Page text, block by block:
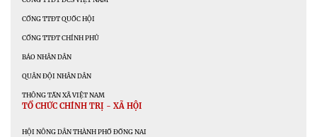
CỔNG TTĐT QUỐC HỘI
CỔNG TTĐT CHÍNH PHỦ
BÁO NHÂN DÂN
QUÂN ĐỘI NHÂN DÂN
THÔNG TẤN XÃ VIỆT NAM
TỔ CHỨC CHÍNH TRỊ - XÃ HỘI
HỘI NÔNG DÂN THÀNH PHỐ ĐỒNG NAI